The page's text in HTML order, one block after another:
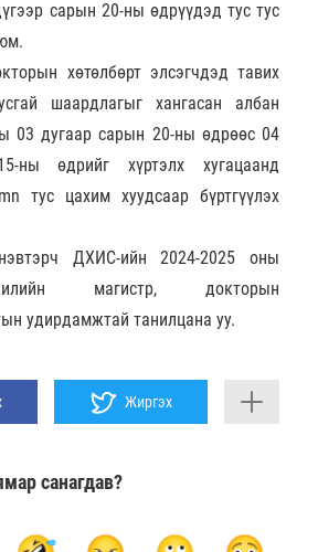
сарын 20-ны өдрүүдэд тус тус
хөтөлбөрт элсэгчдэд тавих
шаардлагыг хангасан албан
03 дугаар сарын 20-ны өдрөөс 04
ны өдрийг хүртэлх хугацаанд
тус цахим хуудсаар бүртгүүлэх
нэвтэрч ДХИС-ийн 2024-2025 оны
магистр, докторын
удирдамжтай танилцана уу.
Жиргэх
санагдав?